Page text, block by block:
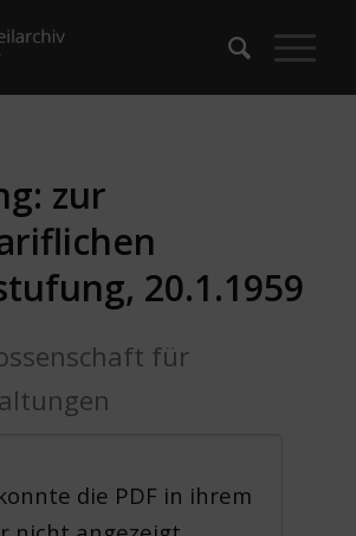
zur
20.1.1959
für
die PDF in ihrem